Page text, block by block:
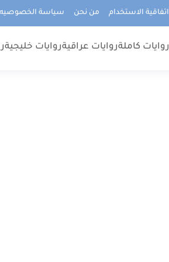
اتفاقية الاستخدام من نحن سياسة الخصوصيه
روايات كاملةروايات عراقيةروايات خليجية